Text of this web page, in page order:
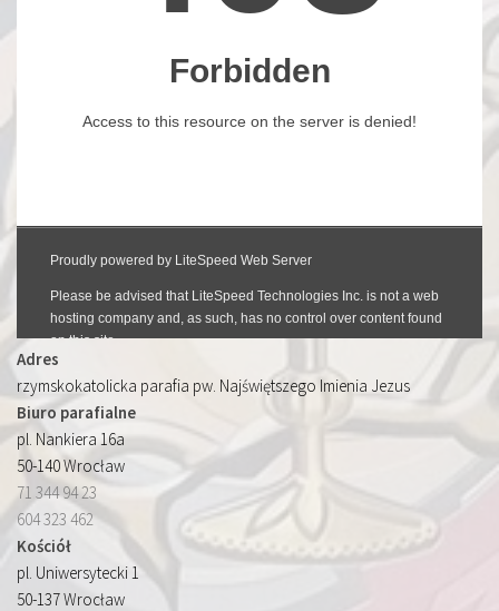
Adres
rzymskokatolicka parafia pw. Najświętszego Imienia Jezus
Biuro parafialne
pl. Nankiera 16a
50-140 Wrocław
71 344 94 23
604 323 462
Kościół
pl. Uniwersytecki 1
50-137 Wrocław